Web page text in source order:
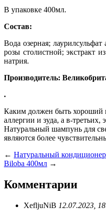
В упаковке 400мл.
Состав:
Вода озерная;
розы столистной; экстракт
натрия.
Производитель:
.
Каким должен быть хороший
аллергии и зуда, а в-
Натуральный шампунь для
являются более
← Натуральный
Biloba 400мл →
Комментарии
XefljuNiB 12.07.2023,